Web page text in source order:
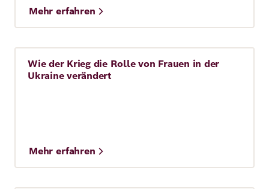
Mehr erfahren
Story
Wie der Krieg die Rolle von Frauen in der
Ukraine verändert
Mehr erfahren